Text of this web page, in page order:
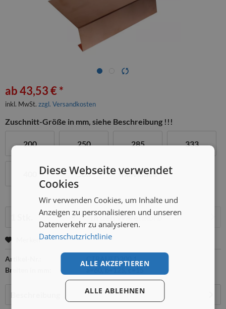
ab 43,53 € *
inkl. MwSt. zzgl. Versandkosten
Zuschnitt-Größe in mm, siehe Beschreibung !!!
200 250 285 333
500 Individuell
In denWarenkorb
Merken
Artikel-Nr.:
Breiten in mm:
Beschreibung
Diese Webseite verwendet
Cookies
Wir verwenden Cookies, um Inhalte und
Anzeigen zu personalisieren und unseren
Datenverkehr zu analysieren.
Datenschutzrichtlinie
ALLE AKZEPTIEREN
ALLE ABLEHNEN